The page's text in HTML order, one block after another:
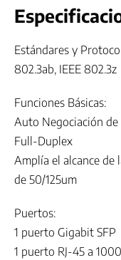
Estándares y
802.3ab, IEEE 802.3z
Funciones Básicas:
Auto Negociación
Full-Duplex
Amplía el alcance de
de 50/125um
Puertos:
1 puerto Gigabit SFP
1 puerto RJ-45 a